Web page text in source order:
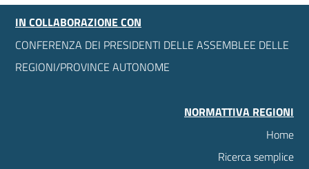
IN COLLABORAZIONE CON
CONFERENZA DEI PRESIDENTI DELLE ASSEMBLEE DELLE
REGIONI/PROVINCE AUTONOME
NORMATTIVA REGIONI
Home
Ricerca semplice